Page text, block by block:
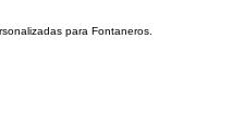
para Fontaneros.